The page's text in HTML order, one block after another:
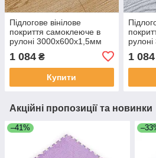
Підлогове вінілове
покриття самоклеюче в
рулоні 3000х600х1,5мм
1 084 ₴
Купити
1 084
Акційні пропозиції та новинки
–41%